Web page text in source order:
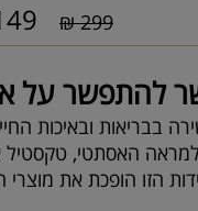
299 ₪
להתפשר על
בבריאות ובאיכות
האסתטי, טקסטיל
הזו הופכת את